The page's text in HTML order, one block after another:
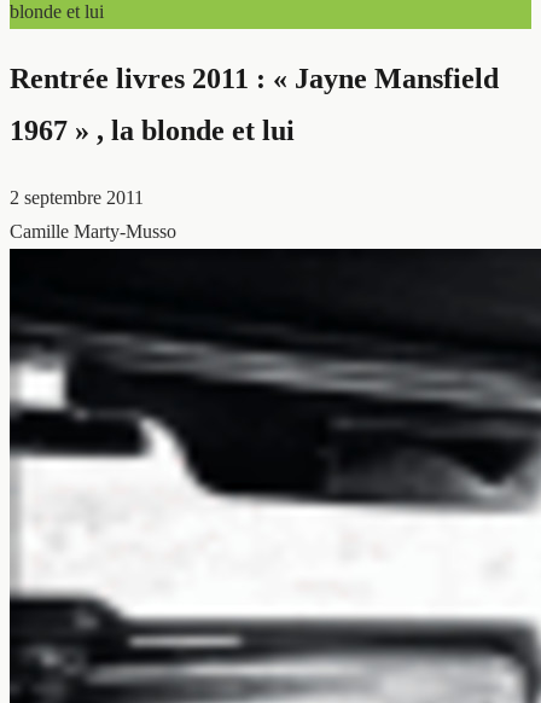
blonde et lui
Rentrée livres 2011 : « Jayne Mansfield
1967 » , la blonde et lui
2 septembre 2011
Camille Marty-Musso